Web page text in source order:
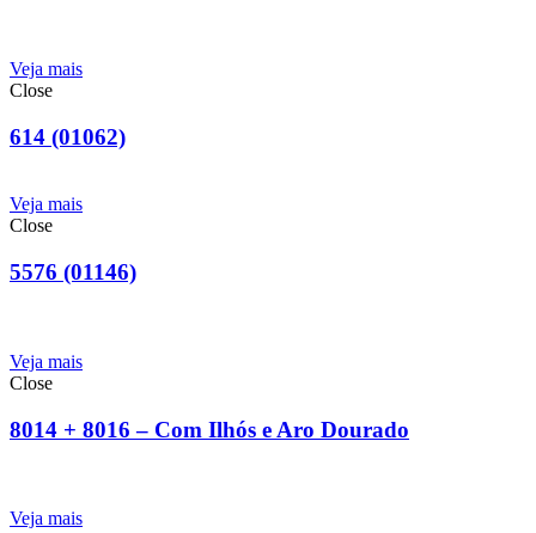
Veja mais
Close
614 (01062)
Veja mais
Close
5576 (01146)
Veja mais
Close
8014 + 8016 – Com Ilhós e Aro Dourado
Veja mais